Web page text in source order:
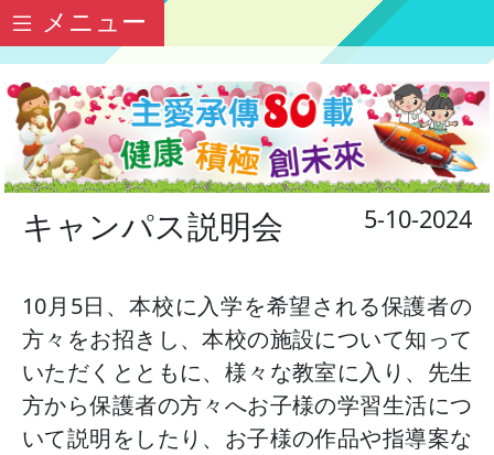
メニュー
5-10-2024
キャンパス説明会
10月5日、本校に入学を希望される保護者の
方々をお招きし、本校の施設について知って
いただくとともに、様々な教室に入り、先生
方から保護者の方々へお子様の学習生活につ
いて説明をしたり、お子様の作品や指導案な